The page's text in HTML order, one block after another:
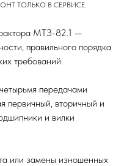
ТОЛЬКО В СЕРВИСЕ.
МТЗ-82.1 —
правильного порядка
требований.
передачами
первичный, вторичный и
и вилки
или замены изношенных